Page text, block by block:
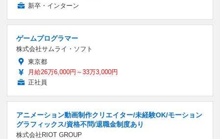
新卒・インターン
ゲームプログラマー
株式会社サムライ・ソフト
東京都
月給26万6,000円～33万3,000円
正社員
アニメーション動画制作クリエイター/未経験OK/モーション
グラフィックス/資格不問/退職金制度あり
株式会社RIOT GROUP